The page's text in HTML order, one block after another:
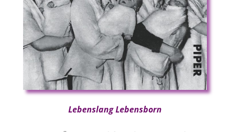
Lebenslang Lebensborn